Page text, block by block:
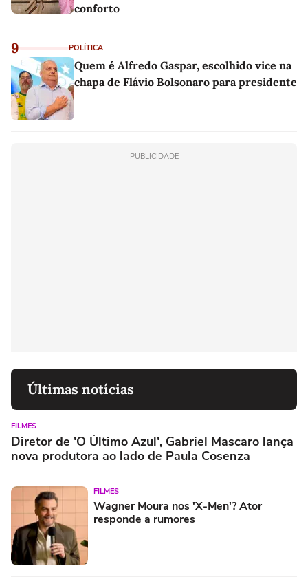
conforto
9 POLÍTICA
Quem é Alfredo Gaspar, escolhido vice na
chapa de Flávio Bolsonaro para presidente
PUBLICIDADE
Últimas notícias
FILMES
Diretor de 'O Último Azul', Gabriel Mascaro lança
nova produtora ao lado de Paula Cosenza
FILMES
Wagner Moura nos 'X-Men'? Ator
responde a rumores